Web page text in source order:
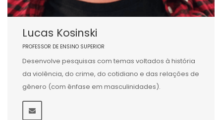
Lucas Kosinski
PROFESSOR DE ENSINO SUPERIOR
Desenvolve pesquisas com temas voltados à história
da violência, do crime, do cotidiano e das relações de
gênero (com ênfase em masculinidades).